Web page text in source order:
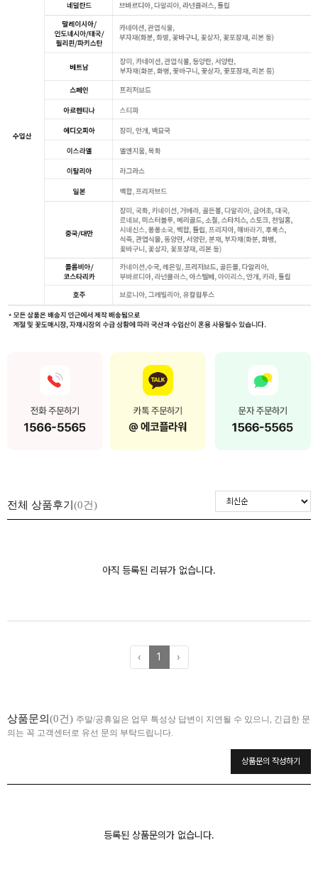
전체 상품후기 (0건)
아직 등록된 리뷰가 없습니다.
‹ 1 ›
상품문의 (0건) 주말/공휴일은 업무 특성상 답변이 지연될 수 있으니, 긴급한 문
의는 꼭 고객센터로 유선 문의 부탁드립니다.
상품문의 작성하기
등록된 상품문의가 없습니다.